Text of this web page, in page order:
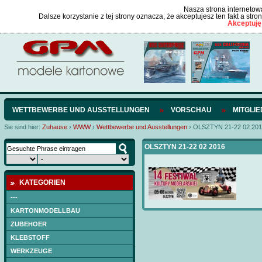
Nasza strona
Dalsze korzystanie z tej strony oznacza, że akceptujesz ten fakt a
WETTBEWERBE UND AUSSTELLUNGEN VORSCHAU
Sie sind hier: Zuhause › WWW › Wettbewerbe und Ausstellungen › OLSZTYN 21-22 02
KATEGORIEN
---
KARTONMODELLBAU
ZUBEHOER
KLEBSTOFF
WERKZEUGE
OLSZTYN 21-22 02 2016